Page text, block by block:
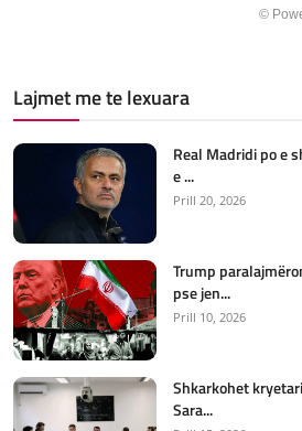
©
Lajmet me te lexuara
Real Madridi po e
e ...
Prill 20, 2026
Trump
pse jen...
Prill 10, 2026
Shkarkohet
Sara...